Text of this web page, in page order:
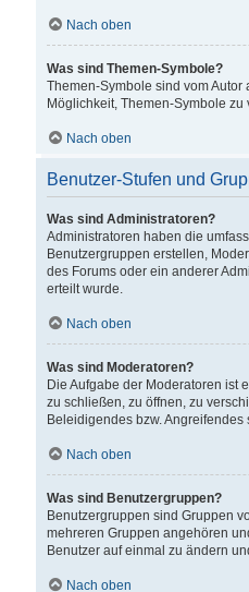
Nach oben
Was sind Themen-Symbole?
Themen-Symbole sind vom
Möglichkeit, Themen-Symbole
Nach oben
Benutzer-Stufen und
Was sind Administratoren?
Administratoren haben die
Benutzergruppen erstellen,
des Forums oder ein anderer
erteilt wurde.
Nach oben
Was sind Moderatoren?
Die Aufgabe der Moderatoren ist
zu schließen, zu öffnen, zu
Beleidigendes bzw. Angreifendes
Nach oben
Was sind Benutzergruppen?
Benutzergruppen sind Gruppen
mehreren Gruppen angehören
Benutzer auf einmal zu ändern
Nach oben